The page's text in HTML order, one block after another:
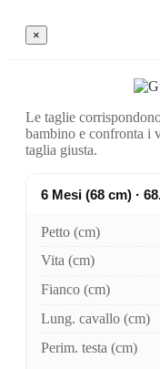
×
Le taglie
bambino e confronta i
taglia giusta.
6 Mesi (68 cm) ·
Petto (cm)
Vita (cm)
Fianco (cm)
Lung. cavallo (cm)
Perim. testa (cm)